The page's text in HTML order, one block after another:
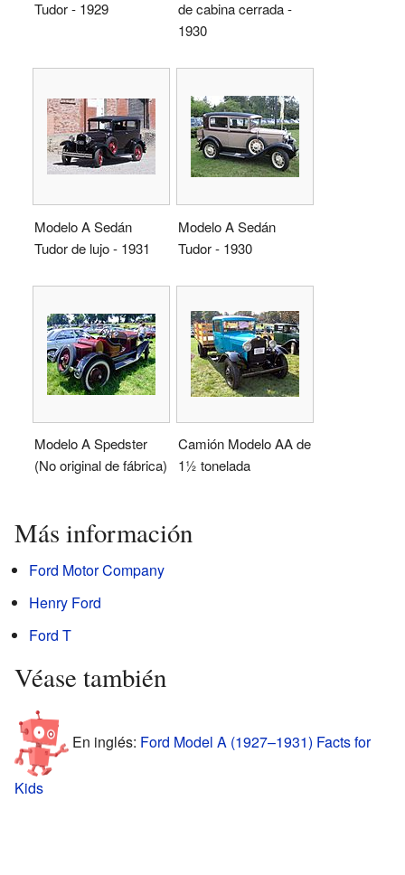
Tudor - 1929
de cabina cerrada -
1930
Modelo A Sedán
Tudor de lujo - 1931
Modelo A Sedán
Tudor - 1930
Modelo A Spedster
(No original de fábrica)
Camión Modelo AA de
1½ tonelada
Más información
Ford Motor Company
Henry Ford
Ford T
Véase también
En inglés: Ford Model A (1927–1931) Facts for
Kids